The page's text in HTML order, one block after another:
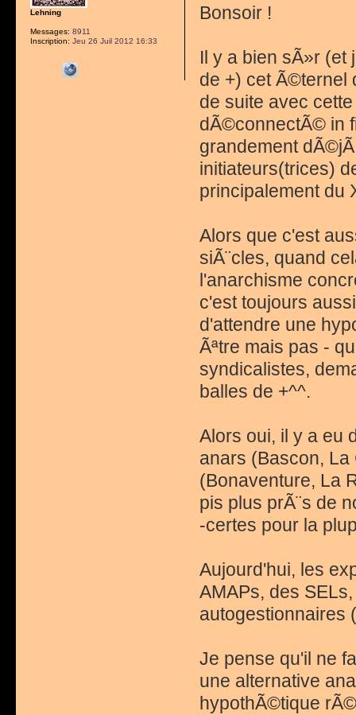
Bonsoir !
Il y a bien sÃ»r (et
de +) cet Ã©ternel
de suite avec
dÃ©connectÃ© in
grandement
initiateurs(trices)
principalement du
Alors que c'est
siÃ¨cles, quand
l'anarchisme
c'est toujours
d'attendre une
Ãªtre mais pas -
syndicalistes,
balles de +^^.
Alors oui, il y a eu
anars (Bascon,
(Bonaventure, La
pis plus prÃ¨s de
-certes pour la
Aujourd'hui, les
AMAPs, des
autogestionnaires
Je pense qu'il ne
une alternative
hypothÃ©tique
Lehning
Messages: 8911
Inscription: Jeu 26 Juil 2012 16:33